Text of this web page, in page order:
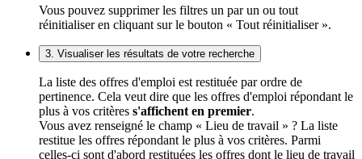
Vous pouvez supprimer les filtres un par un ou tout
réinitialiser en cliquant sur le bouton « Tout réinitialiser ».
3. Visualiser les résultats de votre recherche
La liste des offres d'emploi est restituée par ordre de
pertinence. Cela veut dire que les offres d'emploi répondant le
plus à vos critères s'affichent en premier.
Vous avez renseigné le champ « Lieu de travail » ? La liste
restitue les offres répondant le plus à vos critères. Parmi
celles-ci sont d'abord restituées les offres dont le lieu de travail